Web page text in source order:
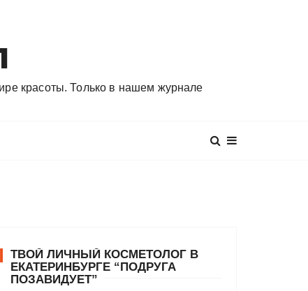
красоты. Только в нашем журнале
ТВОЙ ЛИЧНЫЙ КОСМЕТОЛОГ В
ЕКАТЕРИНБУРГЕ “ПОДРУГА
ПОЗАВИДУЕТ”